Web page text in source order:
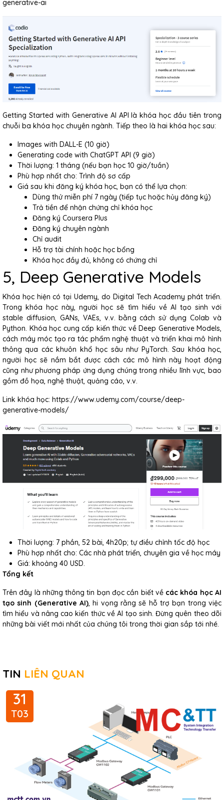
generative-ai
Getting Started with Generative AI API là khóa học đầu tiên trong
chuỗi ba khóa học chuyên ngành. Tiếp theo là hai khóa học sau:
Images with DALL-E (10 giờ)
Generating code with ChatGPT API (9 giờ)
Thời lượng: 1 tháng (nếu bạn học 10 giờ/tuần)
Phù hợp nhất cho: Trình độ sơ cấp
Giá sau khi đăng ký khóa học, bạn có thể lựa chọn:
Dùng thử miễn phí 7 ngày (tiếp tục hoặc hủy đăng ký)
Trả tiền để nhận chứng chỉ khóa học
Đăng ký Coursera Plus
Đăng ký chuyên ngành
Chỉ audit
Hỗ trợ tài chính hoặc học bổng
Khóa học đầy đủ, không có chứng chỉ
5, Deep Generative Models
Khóa học hiện có tại Udemy, do Digital Tech Academy phát triển.
Trong khóa học này, người học sẽ tìm hiểu về AI tạo sinh với
stable diffusion, GANs, VAEs, v.v. bằng cách sử dụng Colab và
Python. Khóa học cung cấp kiến thức về Deep Generative Models,
cách máy móc tạo ra tác phẩm nghệ thuật và triển khai mô hình
thông qua các khuôn khổ học sâu như PyTorch. Sau khóa học,
người học sẽ nắm bắt được cách các mô hình này hoạt động
cũng như phương pháp ứng dụng chúng trong nhiều lĩnh vực, bao
gồm đồ họa, nghệ thuật, quảng cáo, v.v.
Link khóa học: https://www.udemy.com/course/deep-
generative-models/
Thời lượng: 7 phần, 52 bài, 4h20p; tự điều chỉnh tốc độ học
Phù hợp nhất cho: Các nhà phát triển, chuyên gia về học máy
Giá: khoảng 40 USD.
Tổng kết
Trên đây là những thông tin bạn đọc cần biết về các khóa học AI
tạo sinh (Generative AI), hi vọng rằng sẽ hỗ trợ bạn trong việc
tìm hiểu và nâng cao kiến thức về AI tạo sinh. Đừng quên theo dõi
những bài viết mới nhất của chúng tôi trong thời gian sắp tới nhé.
TIN LIÊN QUAN
31
T03